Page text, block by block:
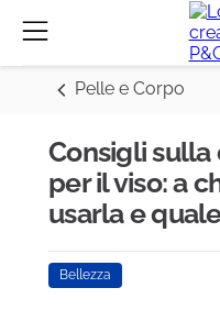
Pelle e Corpo
Consigli
per il viso: a
usarla e
Bellezza